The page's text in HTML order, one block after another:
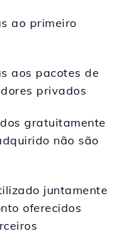
ao primeiro
aos pacotes de
privados
gratuitamente
não são
juntamente
oferecidos